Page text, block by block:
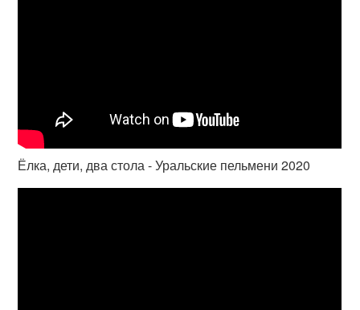
Ёлка, дети, два стола - Уральские пельмени 2020